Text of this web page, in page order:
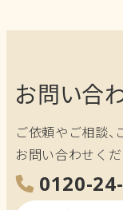
お問い合
ご依頼やご相談
お問い合わせくだ
0120-